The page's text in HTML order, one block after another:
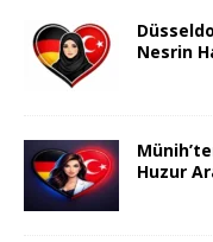
Nesrin
Huzur